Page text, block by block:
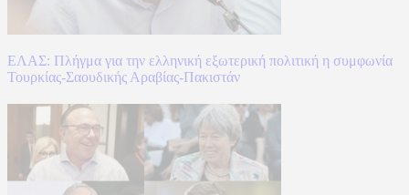
ΕΛΑΣ: Πλήγμα για την ελληνική εξωτερική πολιτική η συμφωνία
Τουρκίας-Σαουδικής Αραβίας-Πακιστάν